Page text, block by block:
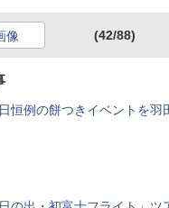
像 (42/88)
恒例の餅つきイベントを羽